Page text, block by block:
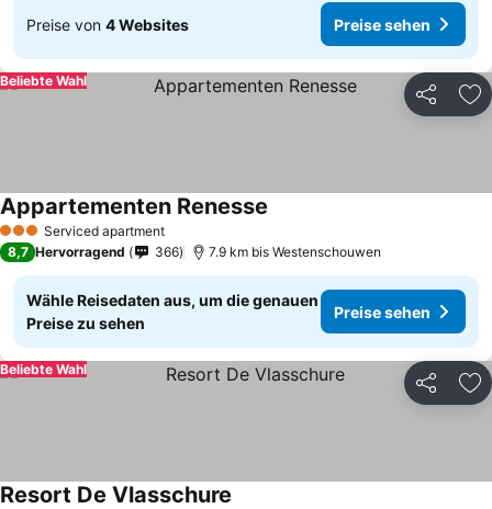
Preise von 4 Websites Preise sehen
Teilen
Beliebte Wahl
3 SterneServiced apartment
Appartementen Renesse
8,7 Hervorragend 366 7.9 km bis Westenschouwen
Wähle Reisedaten aus, um die genauen
Preise zu sehen
Preise sehen
Teilen
Beliebte Wahl
Resort De Vlasschure